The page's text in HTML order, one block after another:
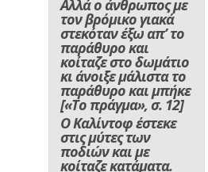
Αλλά ο άνθρωπος με
τον βρόμικο γιακά
στεκόταν έξω απ’ το
παράθυρο και
κοίταζε στο δωμάτιο
κι άνοιξε μάλιστα το
παράθυρο και μπήκε
[«Το πράγμα», σ. 12]
Ο Καλίντοφ έστεκε
στις μύτες των
ποδιών και με
κοίταζε κατάματα.